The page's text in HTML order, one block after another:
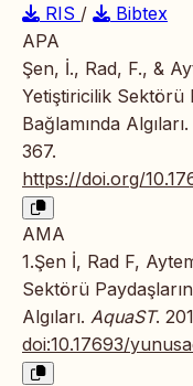
RIS /
Bibtex
APA
Şen, İ., Rad, F., &
Yetiştiricilik Sektörü
Bağlamında Algıları.
367.
https://doi.org/
AMA
1.Şen İ, Rad F,
Sektörü
Algıları. AquaST.
doi:10.17693/